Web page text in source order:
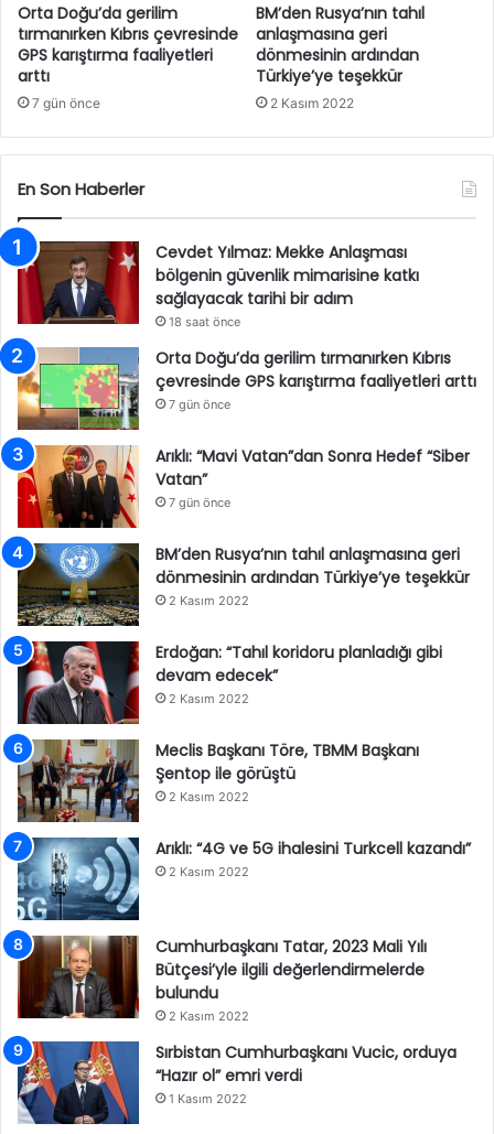
Orta Doğu’da gerilim
tırmanırken Kıbrıs çevresinde
GPS karıştırma faaliyetleri
arttı
7 gün önce
BM’den Rusya’nın tahıl
anlaşmasına geri
dönmesinin ardından
Türkiye’ye teşekkür
2 Kasım 2022
En Son Haberler
Cevdet Yılmaz: Mekke Anlaşması
bölgenin güvenlik mimarisine katkı
sağlayacak tarihi bir adım
18 saat önce
Orta Doğu’da gerilim tırmanırken Kıbrıs
çevresinde GPS karıştırma faaliyetleri arttı
7 gün önce
Arıklı: “Mavi Vatan”dan Sonra Hedef “Siber
Vatan”
7 gün önce
BM’den Rusya’nın tahıl anlaşmasına geri
dönmesinin ardından Türkiye’ye teşekkür
2 Kasım 2022
Erdoğan: “Tahıl koridoru planladığı gibi
devam edecek”
2 Kasım 2022
Meclis Başkanı Töre, TBMM Başkanı
Şentop ile görüştü
2 Kasım 2022
Arıklı: “4G ve 5G ihalesini Turkcell kazandı”
2 Kasım 2022
Cumhurbaşkanı Tatar, 2023 Mali Yılı
Bütçesi’yle ilgili değerlendirmelerde
bulundu
2 Kasım 2022
Sırbistan Cumhurbaşkanı Vucic, orduya
“Hazır ol” emri verdi
1 Kasım 2022